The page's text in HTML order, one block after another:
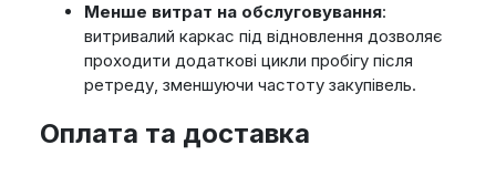
Менше витрат на обслуговування:
витривалий каркас під відновлення дозволяє
проходити додаткові цикли пробігу після
ретреду, зменшуючи частоту закупівель.
Оплата та доставка